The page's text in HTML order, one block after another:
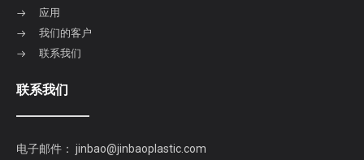
应用
我们的客户
联系我们
联系我们
电子邮件： jinbao@jinbaoplastic.com